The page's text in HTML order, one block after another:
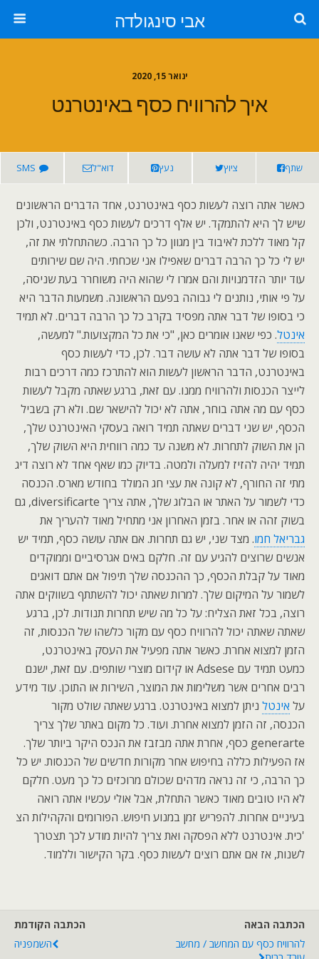
אבי סינגולדה
ינואר 15, 2020
איך להרוויח כסף באינטרנט
שתף ציוץ נעץ דוא"ל SMS
כאשר אתה רוצה לעשות כסף באינטרנט, אחד הדברים הראשונים
שיש לך היא להתמקד. יש אלף דרכים לעשות כסף באינטרנט, ולכן
קל מאוד ללכת לאיבוד בין מגוון כל כך הרבה. כשהתחלתי את זה,
יש לי כל כך הרבה דברים שאפילו אני שכחתי. היה שם שירותים
עוד יותר הזדמנויות והם אמרו לי שהוא היה משוחרר בעת שניסה,
על פי אותי, נותנים לי גבוהה בפעם הראשונה. משמעות הדבר היא
כי בסופו של דבר אתה מפסיד בקרב כל כך הרבה דברים. לא תמיד
אינטל. כפי שאנו אומרים כאן, "כי את כל המקצועות." למעשה,
בסופו של דבר אתה לא עושה דבר. לכן, כדי לעשות כסף
באינטרנט, הדבר הראשון לעשות הוא להתרכז כמה דרכים רבות
לייצר הכנסות ולהרוויח ממנו. עם זאת, ברגע שאתה מקבל לעשות
כסף עם מה אתה בוחר, אתה לא יכול להישאר שם. ולא רק בשביל
הכסף, יש שני דברים שאתה תמיד רואה בעסקי האינטרנט שלך,
הן את השוק לתחרות. לא משנה עד כמה רווחית היא השוק שלך,
תמיד יהיה להזיז למעלה ולמטה. בדיוק כמו שאף אחד לא רוצה דיג
מתי זה החורף, לא קונה את עצי חג המולד בחודש מארס. הכנסה
כדי לשמור על האתר או הבלוג שלך, אתה צריך diversificarte, גם
בשוק זהה או אחר. בזמן האחרון אני מתחיל מאוד להעריך את
גבריאל חמו. מצד שני, יש גם תחרות. אם אתה עושה כסף, תמיד יש
אנשים שרוצים להגיע עם זה. חלקם באים אגרסיביים וממוקדים
מאוד על קבלת הכסף, כך ההכנסה שלך תיפול אם אתם דואגים
לשמור על המיקום שלך. למרות שאתה יכול להשתתף בשווקים אתה
רוצה, בכל זאת הצליח: על כל מה שיש תחרות תנודות. לכן, ברגע
שאתה שאתה יכול להרוויח כסף עם מקור כלשהו של הכנסות, זה
הזמן למצוא אחרת. כאשר אתה מפעיל את העסק באינטרנט,
כמעט תמיד עם Adsese או קידום מוצרי שותפים. עם זאת, ישנם
רבים אחרים אשר משלימות את המוצר, השירות או התוכן. עוד מידע
על אינטל ניתן למצוא באינטרנט. ברגע שאתה שולט מקור
הכנסה, זה הזמן למצוא אחרת. ועוד. כל מקום באתר שלך צריך
generarte כסף, אחרת אתה מבזבז את הנכס היקר ביותר שלך.
אז הפעילות כללה בחיפוש אחר מקורות חדשים של הכנסות. יש כל
כך הרבה, כי זה נראה מדהים שכולם מרוכזים כל כך מעט. חלקם
לא היו טובים מאוד כאשר התחלת, אבל אולי עכשיו אתה רואה
בעיניים אחרות. להפריש זמן במנוע חיפוש. הפורומים והקהילות הצ
'כית. אינטרנט ללא הפסקה ואת צריך להיות מודע לכך תצטרך
לשנות, אז אם אתם רוצים לעשות כסף. בקר הקישור וללמוד.
הכתבה הקודמת
השמפניה
הכתבה הבאה
להרוויח כסף עם המחשב / מחשב